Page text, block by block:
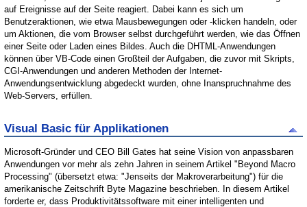
auf Ereignisse auf der Seite reagiert. Dabei kann es sich um
Benutzeraktionen, wie etwa Mausbewegungen oder -klicken handeln, oder
um Aktionen, die vom Browser selbst durchgeführt werden, wie das Öffnen
einer Seite oder Laden eines Bildes. Auch die DHTML-Anwendungen
können über VB-Code einen Großteil der Aufgaben, die zuvor mit Skripts,
CGI-Anwendungen und anderen Methoden der Internet-
Anwendungsentwicklung abgedeckt wurden, ohne Inanspruchnahme des
Web-Servers, erfüllen.
Visual Basic für Applikationen
Microsoft-Gründer und CEO Bill Gates hat seine Vision von anpassbaren
Anwendungen vor mehr als zehn Jahren in seinem Artikel "Beyond Macro
Processing" (übersetzt etwa: "Jenseits der Makroverarbeitung") für die
amerikanische Zeitschrift Byte Magazine beschrieben. In diesem Artikel
forderte er, dass Produktivitätssoftware mit einer intelligenten und